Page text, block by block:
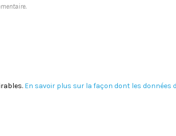
En savoir plus sur la façon dont les données